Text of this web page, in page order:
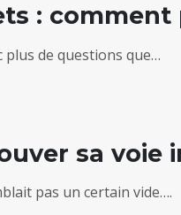
:
de questions que…
sa voie
pas un certain vide….